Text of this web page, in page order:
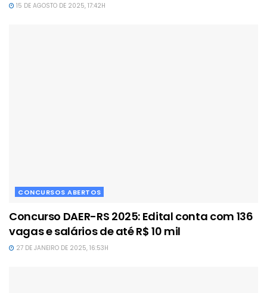
15 DE AGOSTO DE 2025, 17:42H
CONCURSOS ABERTOS
Concurso DAER-RS 2025: Edital conta com 136
vagas e salários de até R$ 10 mil
27 DE JANEIRO DE 2025, 16:53H